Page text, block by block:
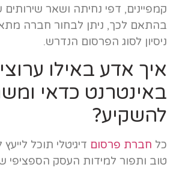
קמפיינים, דפי נחיתה ושאר
בהתאם לכך, ניתן לבחור חברה
ניסיון לסוג הפרסום הנדרש.
איך אדע באילו
באינטרנט כדאי
להשקיע?
כל חברת פרסום דיגיטלי תוכל
טוב ותפור למידות העסק הספציפי